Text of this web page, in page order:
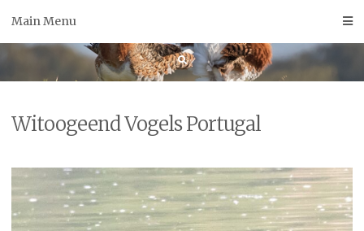
Main Menu
Witoogeend Vogels Portugal